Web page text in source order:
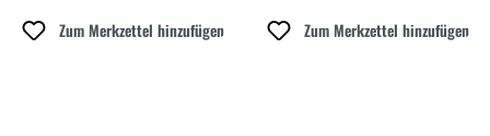
Zum Merkzettel hinzufügen Zum Merkzettel hinzufügen